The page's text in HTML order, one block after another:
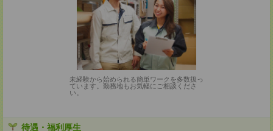
未経験から始められる簡単ワークを多数扱っ
ています。勤務地もお気軽にご相談くださ
い。
待遇・福利厚生